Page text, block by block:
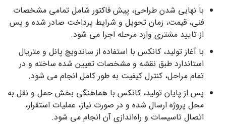
با نهایی شدن طراحی، پیش‌ فاکتور شامل تمامی مشخصات
فنی، قیمت، زمان تحویل و شرایط پرداخت صادر شده و پس
از تایید مشتری وارد مرحله اجرا می‌ شود.
با آغاز تولید، کانکس با استفاده از ساندویچ پانل و متریال
استاندارد طبق نقشه و مشخصات تعیین‌ شده ساخته و در
تمام مراحل، کنترل کیفیت به‌ طور کامل انجام می‌ شود.
پس از پایان تولید، کانکس با هماهنگی بخش حمل‌ و نقل به
محل پروژه ارسال شده و در صورت نیاز، عملیات استقرار،
اتصال تاسیسات و راه‌اندازی آن انجام می شود.